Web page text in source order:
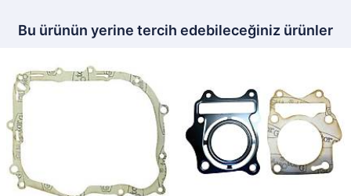
Bu ürünün yerine tercih edebileceğiniz ürünler